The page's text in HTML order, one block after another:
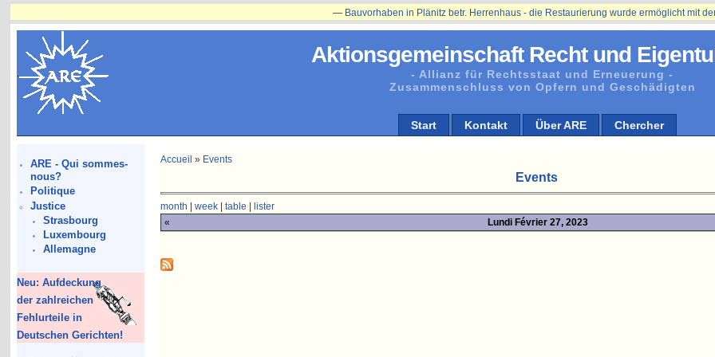
Aktionsgemeinschaft Recht und
- Allianz für Rechtsstaat und Erneuerung -
Zusammenschluss von Opfern und Geschädigten
Start Kontakt Über ARE Chercher
ARE - Qui sommes-
nous?
Politique
Justice
Strasbourg
Luxembourg
Allemagne
Neu: Aufdeckung
der zahlreichen
Fehlurteile in
Deutschen Gerichten!
Bauvorhaben in Plänitz betr. Herrenhaus - die Restaurierung wurde ermöglicht mit der
Accueil » Events
Events
month |week |table
lister
«
Lundi Février 27, 2023